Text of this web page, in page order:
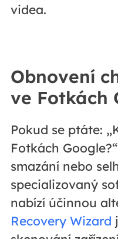
videa.
Obnovení
ve Fotkách
Pokud se ptáte:
Fotkách
smazání nebo
specializovaný
nabízí účinnou
Recovery Wizard